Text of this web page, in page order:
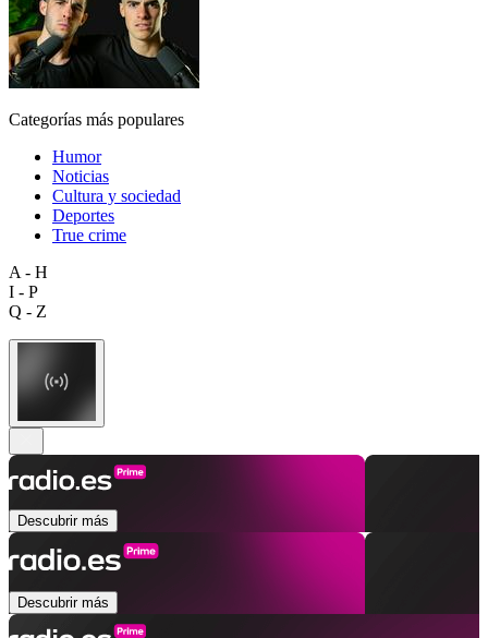
Categorías más populares
Humor
Noticias
Cultura y sociedad
Deportes
True crime
A - H
I - P
Q - Z
Descubrir más
Descubrir más